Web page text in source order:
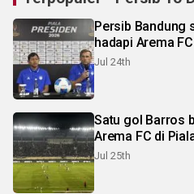
Persib Bandung
hadapi Arema
Jul 24th
Satu gol Barros
Arema FC di
Jul 25th